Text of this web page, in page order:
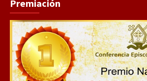
Premiación